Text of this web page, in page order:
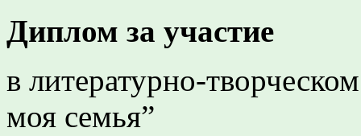
Диплом за участие
в литературно-
моя семья”